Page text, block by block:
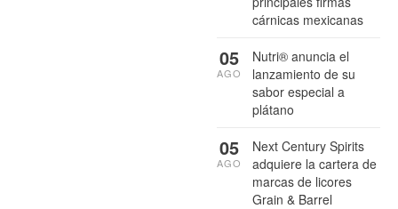
cárnicas mexicanas
Nutri® anuncia el
lanzamiento de su
sabor especial a
plátano
05
AGO
Next Century Spirits
adquiere la cartera de
marcas de licores
Grain & Barrel
05
AGO